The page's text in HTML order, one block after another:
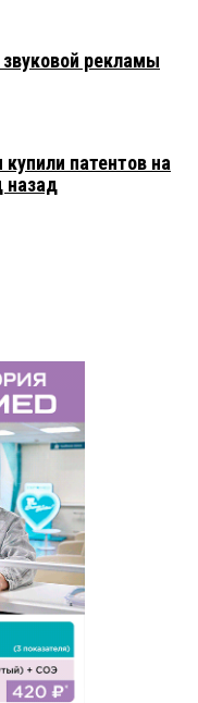
рекламы
патентов на
назад